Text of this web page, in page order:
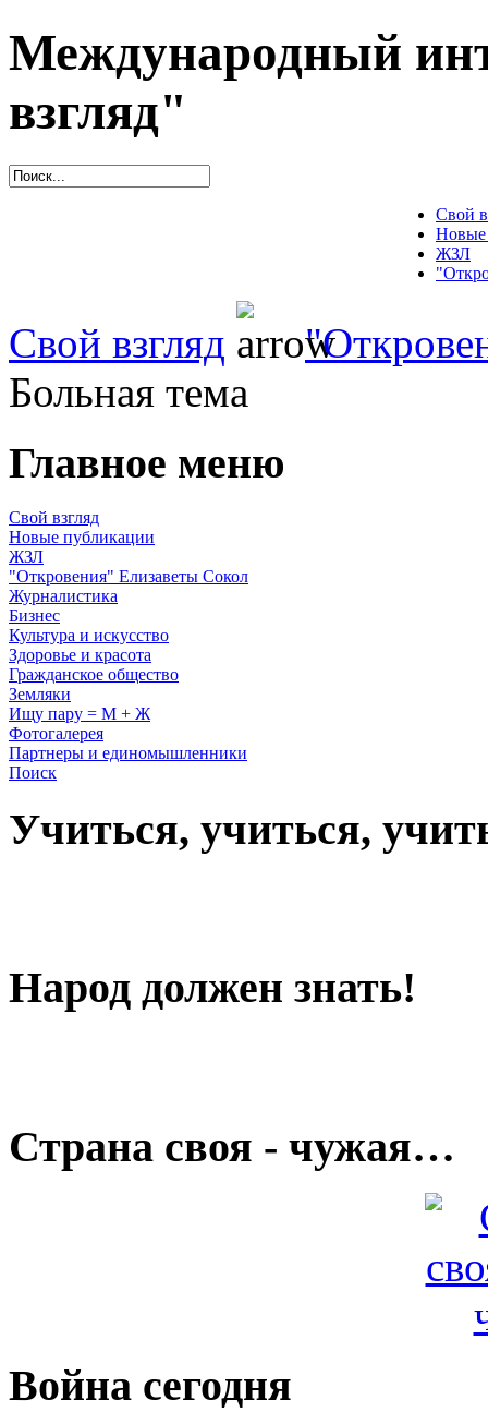
Международный
взгляд"
Свой
Новые
ЖЗЛ
Свой взгляд
Больная тема
Главное меню
Свой взгляд
Новые публикации
ЖЗЛ
"Откровения" Елизаветы Сокол
Журналистика
Бизнес
Культура и искусство
Здоровье и красота
Гражданское общество
Земляки
Ищу пару = М + Ж
Фотогалерея
Партнеры и единомышленники
Поиск
Учиться, учиться,
Народ должен знать!
Страна своя - чужая…
Война сегодня